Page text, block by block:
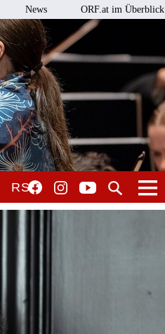
News ORF.at im Überblick
RSO